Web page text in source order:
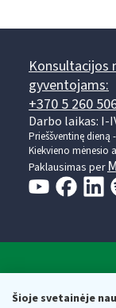
Šioje svetainėje
Konsultacijos
gyventojams:
+370 5 260
Darbo laikas: I-
Prieššventinę
Kiekvieno mėnesio
Paklausimas per
Respublikos